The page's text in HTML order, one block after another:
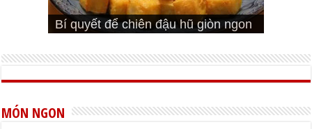
Cách pha nước mắm trộn gỏi ngon
bá cháy
Bí quyết để chiên đậu hũ giòn ngon
Cách ướp sườn non nướng ngon
đúng vị
Cách ướp thịt heo chiên ngon mềm
Bật mí cách ướp sườn cơm tấm
ngon
MÓN NGON